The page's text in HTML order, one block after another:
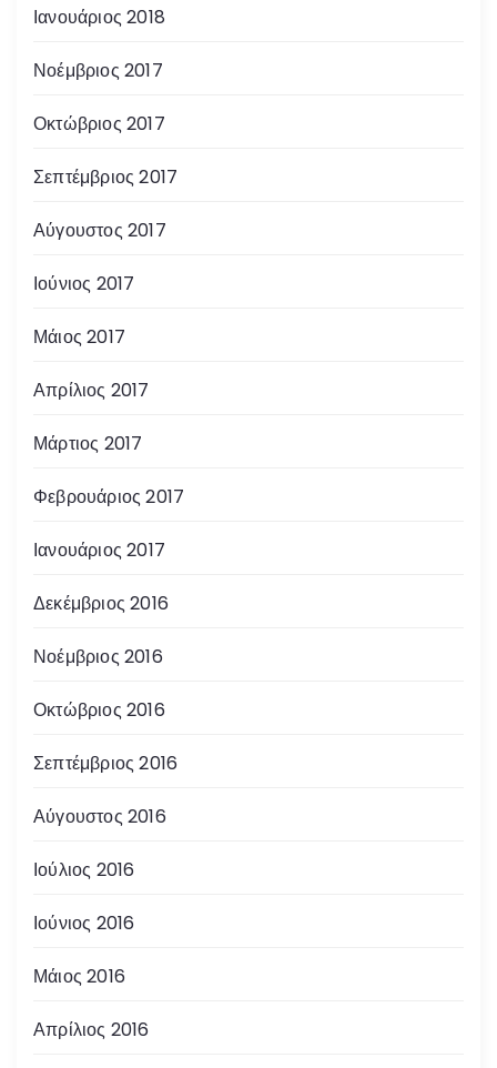
Ιανουάριος 2018
Νοέμβριος 2017
Οκτώβριος 2017
Σεπτέμβριος 2017
Αύγουστος 2017
Ιούνιος 2017
Μάιος 2017
Απρίλιος 2017
Μάρτιος 2017
Φεβρουάριος 2017
Ιανουάριος 2017
Δεκέμβριος 2016
Νοέμβριος 2016
Οκτώβριος 2016
Σεπτέμβριος 2016
Αύγουστος 2016
Ιούλιος 2016
Ιούνιος 2016
Μάιος 2016
Απρίλιος 2016